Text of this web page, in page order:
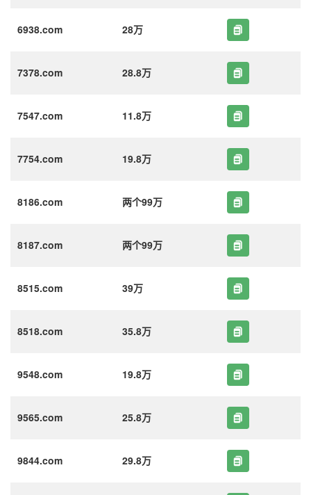
6938.com 28万
7378.com 28.8万
7547.com 11.8万
7754.com 19.8万
8186.com 两个99万
8187.com 两个99万
8515.com 39万
8518.com 35.8万
9548.com 19.8万
9565.com 25.8万
9844.com 29.8万